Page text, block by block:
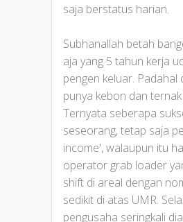
saja berstatus harian.
Subhanallah betah
aja yang 5 tahun kerja
pengen keluar. Padahal
punya kebon dan ternak
Ternyata seberapa
seseorang, tetap saja
income', walaupun itu
operator grab loader
shift di areal dengan
sedikit di atas UMR.
pengusaha seringkali